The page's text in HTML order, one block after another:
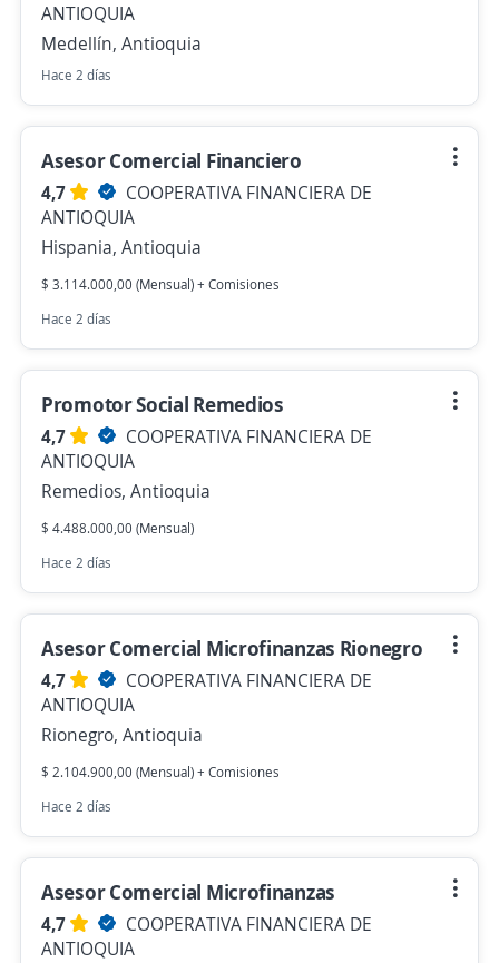
ANTIOQUIA
Medellín, Antioquia
Hace 2 días
Asesor Comercial Financiero
4,7
COOPERATIVA FINANCIERA DE
ANTIOQUIA
Hispania, Antioquia
$ 3.114.000,00 (Mensual) + Comisiones
Hace 2 días
Promotor Social Remedios
4,7
COOPERATIVA FINANCIERA DE
ANTIOQUIA
Remedios, Antioquia
$ 4.488.000,00 (Mensual)
Hace 2 días
Asesor Comercial Microfinanzas Rionegro
4,7
COOPERATIVA FINANCIERA DE
ANTIOQUIA
Rionegro, Antioquia
$ 2.104.900,00 (Mensual) + Comisiones
Hace 2 días
Asesor Comercial Microfinanzas
4,7
COOPERATIVA FINANCIERA DE
ANTIOQUIA